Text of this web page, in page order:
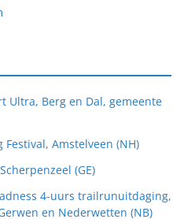
Ultra, Berg en Dal, gemeente
Festival, Amstelveen (NH)
(GE)
4-uurs trailrunuitdaging,
en Nederwetten (NB)